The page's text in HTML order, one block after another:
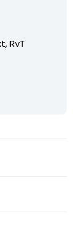
RvT